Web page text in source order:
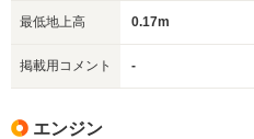
最低地上高 0.17m
掲載用コメント -
エンジン